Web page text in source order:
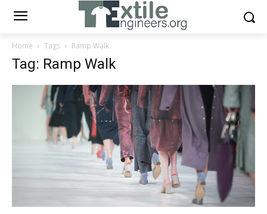
Home Tags Ramp Walk
Tag: Ramp Walk